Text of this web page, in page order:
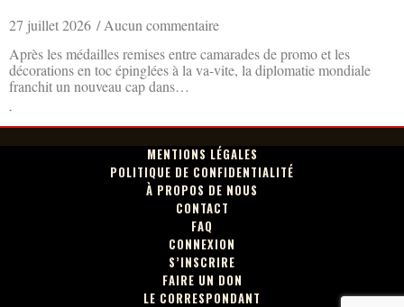
27 juillet 2026
Aucun commentaire
Après les médailles remises entre camarades de promo et les
décorations en toc épinglées à la va-vite, la diplomatie mondiale
franchit un nouveau cap dans…
MENTIONS LÉGALES
POLITIQUE DE CONFIDENTIALITÉ
À PROPOS DE NOUS
CONTACT
FAQ
CONNEXION
S’INSCRIRE
FAIRE UN DON
LE CORRESPONDANT